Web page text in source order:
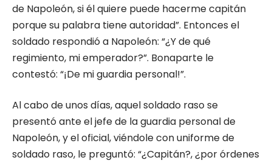
de Napoleón, si él quiere puede hacerme capitán
porque su palabra tiene autoridad”. Entonces el
soldado respondió a Napoleón: “¿Y de qué
regimiento, mi emperador?”. Bonaparte le
contestó: “¡De mi guardia personal!”.
Al cabo de unos días, aquel soldado raso se
presentó ante el jefe de la guardia personal de
Napoleón, y el oficial, viéndole con uniforme de
soldado raso, le preguntó: “¿Capitán?, ¿por órdenes